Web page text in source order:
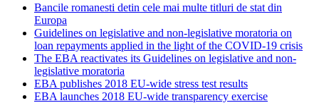
Bancile romanesti detin cele mai multe titluri de stat din
Europa
Guidelines on legislative and non-legislative moratoria on
loan repayments applied in the light of the COVID-19 crisis
The EBA reactivates its Guidelines on legislative and non-
legislative moratoria
EBA publishes 2018 EU-wide stress test results
EBA launches 2018 EU-wide transparency exercise